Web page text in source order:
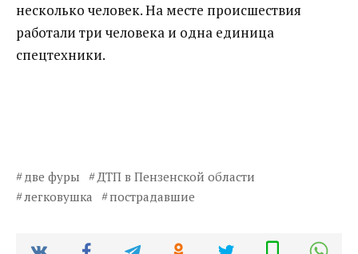
несколько человек. На месте происшествия
работали три человека и одна единица
спецтехники.
две фуры
ДТП в Пензенской области
легковушка
пострадавшие